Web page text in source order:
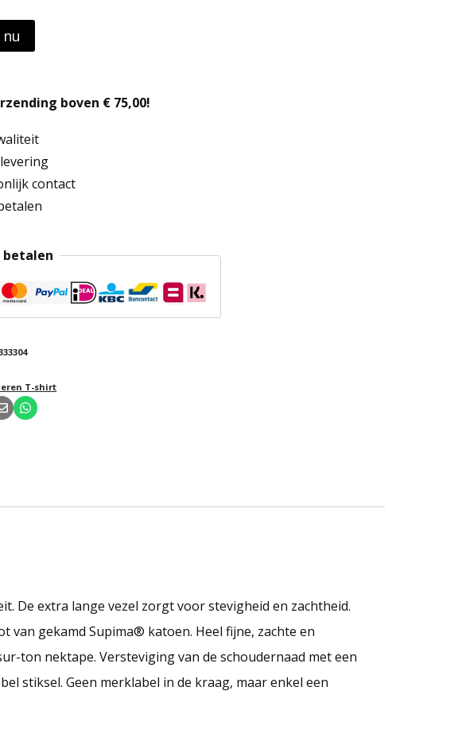
boven € 75,00!
contact
betalen
T-shirt
De extra lange vezel zorgt voor stevigheid en zachtheid.
van gekamd Supima® katoen. Heel fijne, zachte en
ton nektape. Versteviging van de schoudernaad met een
stiksel. Geen merklabel in de kraag, maar enkel een